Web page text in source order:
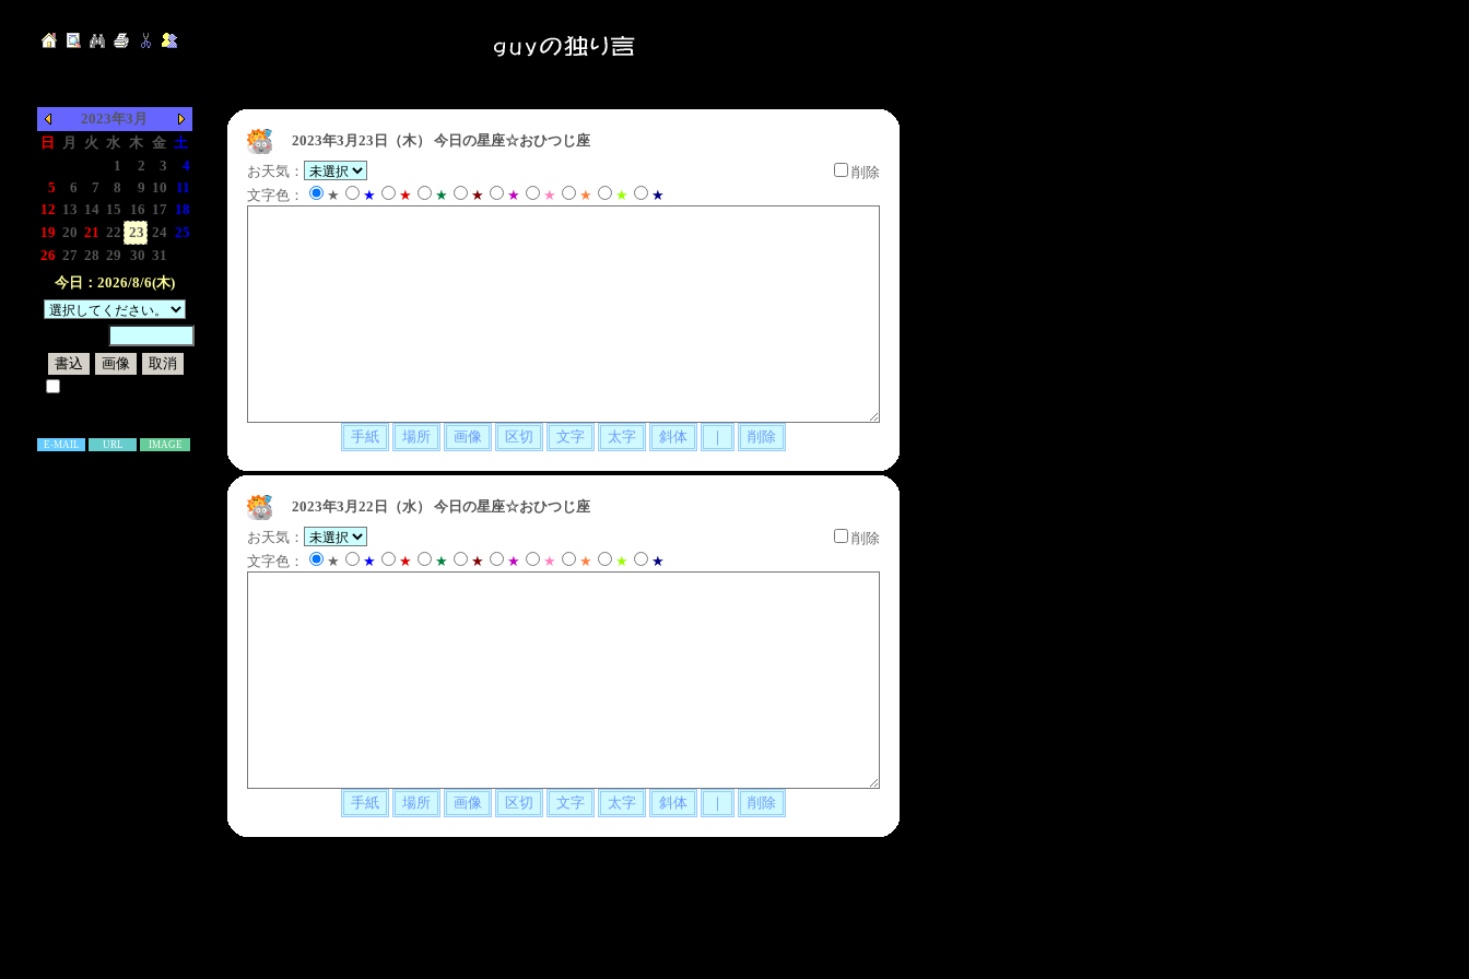
2023年3月
日
月 火 水 木 金 土
1 2 3
4
5
6 7 8 9 10
11
12 13 14 15 16 17 18
19 20 21 22 23 24 25
26 27 28 29 30 31
今日：2026/8/6(木)
E-MAIL URL IMAGE
2023年3月23日（木）
今日の星座☆おひつじ座
お天気：
削除
文字色：
★ ★ ★ ★ ★ ★ ★ ★ ★ ★
2023年3月22日（水）
今日の星座☆おひつじ座
お天気：
削除
文字色：
★ ★ ★ ★ ★ ★ ★ ★ ★ ★